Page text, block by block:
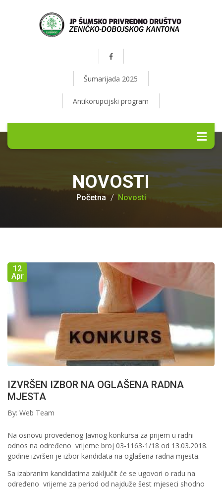
Šumarijada 2025
Antikorupcijski program
NOVOSTI
Početna Novosti
12
Apr
IZVRŠEN IZBOR NA OGLAŠENA RADNA
MJESTA
By: Web Team
Na osnovu provedenog Javnog konkursa za prijem u radni
odnos na određeno vrijeme broj 03-1163-1/18 od 13.03.2018.
godine izvršen je izbor kandidata na oglašena radna mjesta.
Sa izabranim kandidatima zaključit će se ugovori o radu na
određeno vrijeme za period od najduže šest mjeseci shodno